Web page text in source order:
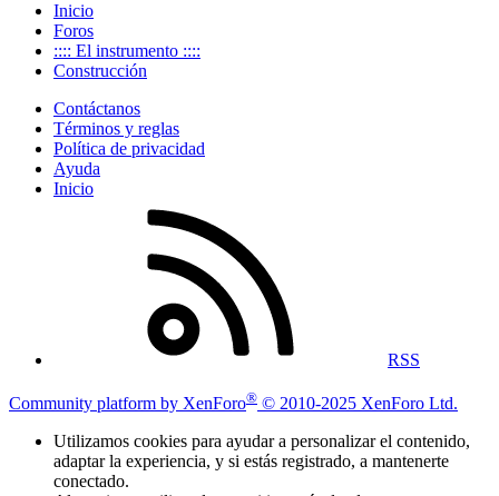
Inicio
Foros
:::: El instrumento ::::
Construcción
Contáctanos
Términos y reglas
Política de privacidad
Ayuda
Inicio
RSS
Community platform by XenForo® © 2010-2025 XenForo Ltd.
Utilizamos cookies para ayudar a personalizar el contenido,
adaptar la experiencia, y si estás registrado, a mantenerte
conectado.